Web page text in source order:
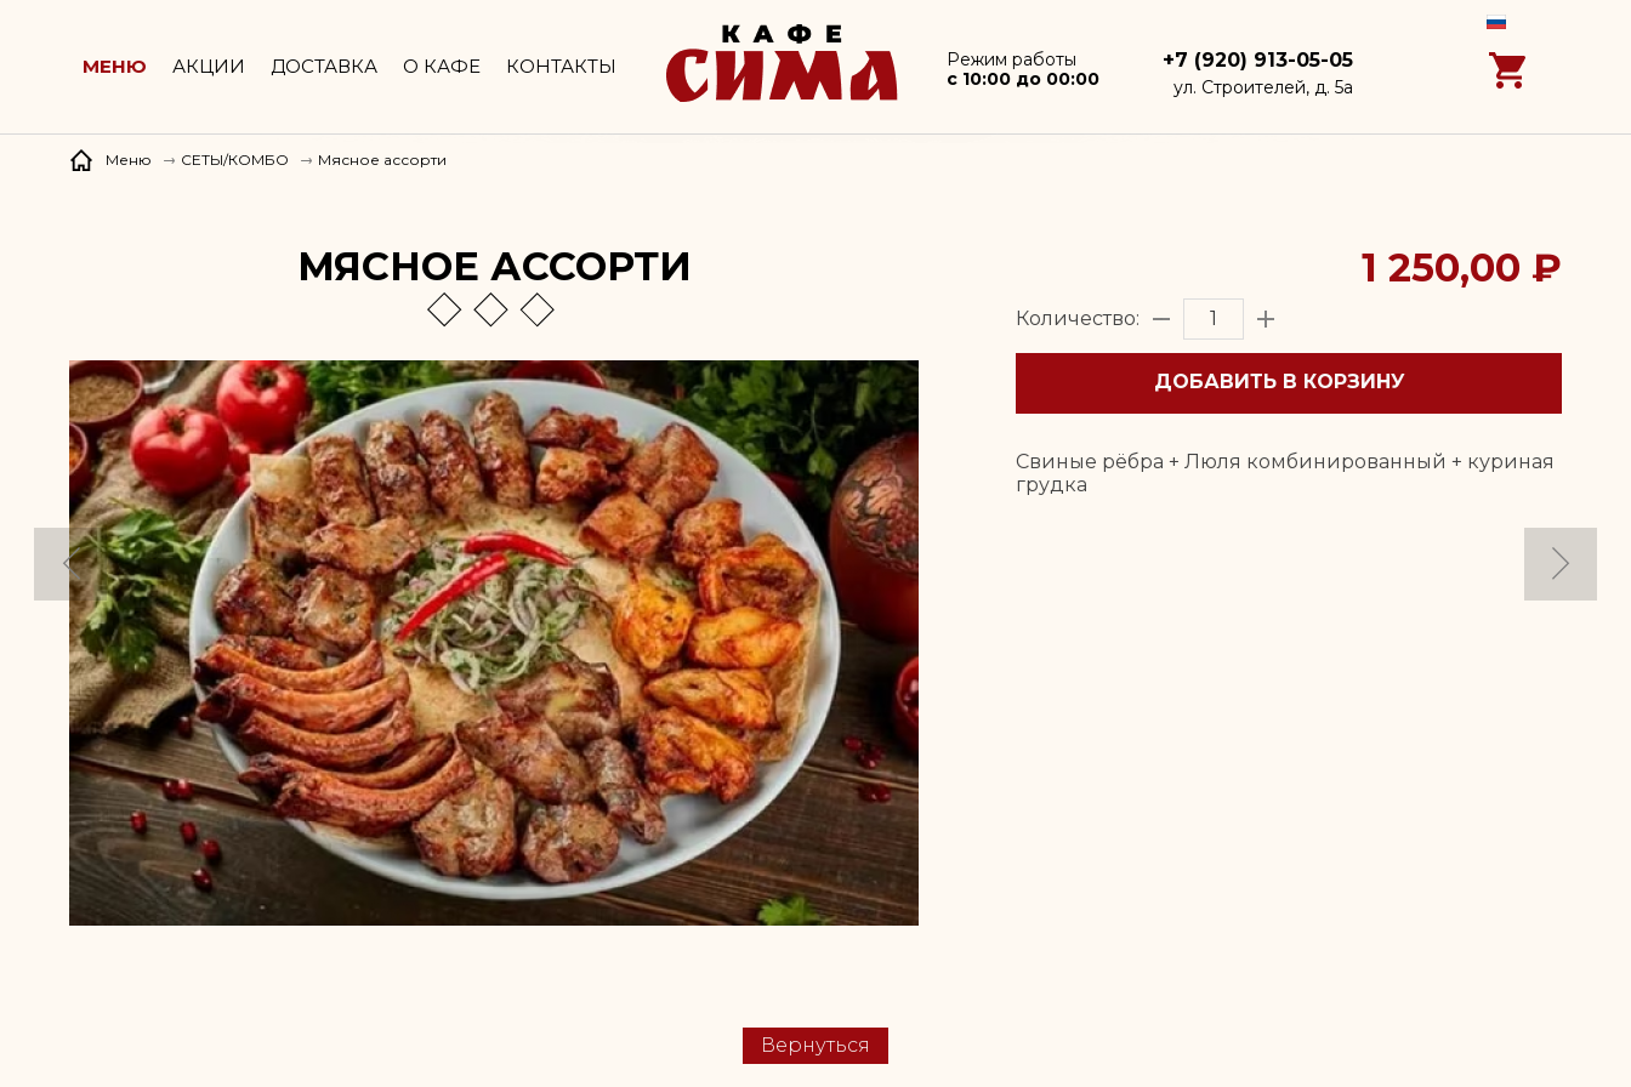
Режим работы
c 10:00 до 00:00
+7 (920) 913-05-05
Режим работы
c 10:00 до 00:00
ул. Строителей, д. 5а
МЕНЮ АКЦИИ ДОСТАВКА О КАФЕ КОНТАКТЫ
Меню СЕТЫ/КОМБО Мясное ассорти
МЯСНОЕ АССОРТИ 1 250,00 ₽
Количество:
ДОБАВИТЬ В КОРЗИНУ
Свиные рёбра + Люля комбинированный + куриная
грудка
Вернуться